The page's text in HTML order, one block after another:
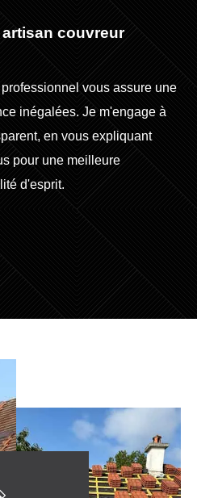
couvreur
vous assure une
inégalées. Je m'engage à
en vous expliquant
pour une meilleure
d'esprit.